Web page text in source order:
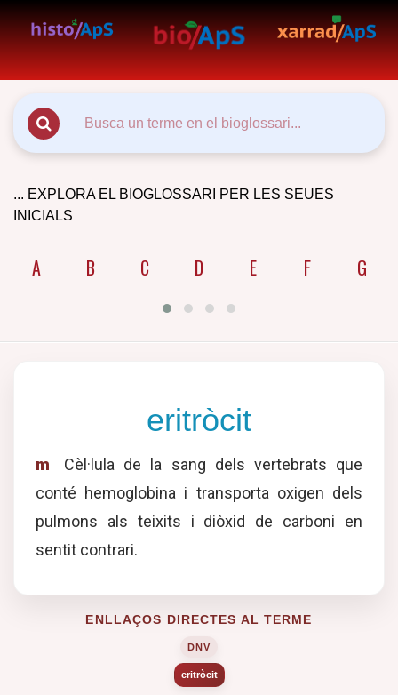
... EXPLORA EL BIOGLOSSARI PER LES SEUES
INICIALS
A B C D E F G
eritròcit
m
Cèl·lula de la sang dels vertebrats que
conté hemoglobina i transporta oxigen dels
pulmons als teixits i diòxid de carboni en
sentit contrari.
ENLLAÇOS DIRECTES AL TERME
DNV
eritròcit